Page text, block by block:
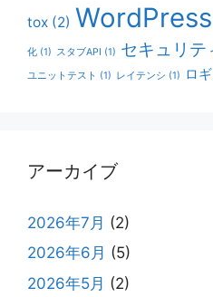
tox (2) WordPress
化 (1) スタブAPI (1) セキュリテ
ユニットテスト (1) レイテンシ (1) ロ
アーカイブ
2026年7月 (2)
2026年6月 (5)
2026年5月 (2)